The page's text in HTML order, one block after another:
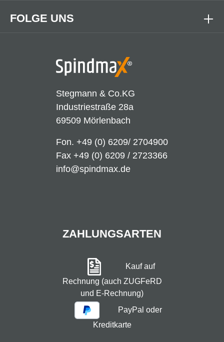
Stegmann & Co.KG
Industriestraße 28a
69509 Mörlenbach
Fon. +49 (0) 6209/ 2704900
Fax +49 (0) 6209 / 2723366
info@spindmax.de
FOLGE UNS
ZAHLUNGSARTEN
Kauf auf
Rechnung (auch ZUGFeRD
und E-Rechnung)
PayPal oder
Kreditkarte